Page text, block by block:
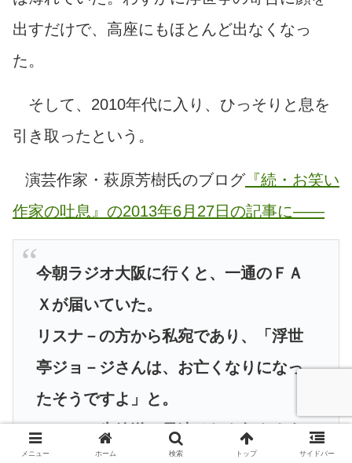
出すだけで、高座にもほとんど出なくなっ
た。
そして、2010年代に入り、ひっそりと息を
引き取ったという。
演芸作家・萩原芳樹氏のブログ『続・お笑い
作家の吐息』の2013年6月27日の記事に――
今朝ラジオ大阪に行くと、一通のＦＡ
Ｘが届いていた。
リスナ－の方から私宛であり、「浮世
亭ジョ－ジさんは、お亡くなりになっ
たそうですよ」と。
ラジオの生放送で早速それを伝えよう
メニュー ホーム 検索 トップ サイドバー